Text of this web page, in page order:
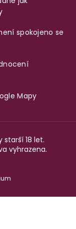
spokojeno se
Mapy
starší 18 let.
vyhrazena.